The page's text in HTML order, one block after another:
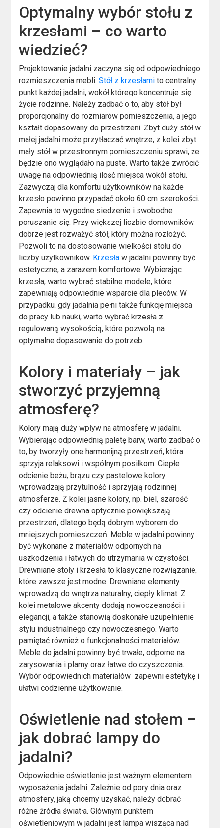
Optymalny wybór stołu z
krzesłami – co warto
wiedzieć?
Projektowanie jadalni zaczyna się od odpowiedniego
rozmieszczenia mebli.Stół z krzesłami to centralny
punkt każdej jadalni, wokół którego koncentruje się
życie rodzinne. Należy zadbać o to, aby stół był
proporcjonalny do rozmiarów pomieszczenia, a jego
kształt dopasowany do przestrzeni. Zbyt duży stół w
małej jadalni może przytłaczać wnętrze, z kolei zbyt
mały stół w przestronnym pomieszczeniu sprawi, że
będzie ono wyglądało na puste. Warto także zwrócić
uwagę na odpowiednią ilość miejsca wokół stołu.
Zazwyczaj dla komfortu użytkowników na każde
krzesło powinno przypadać około 60 cm szerokości.
Zapewnia to wygodne siedzenie i swobodne
poruszanie się. Przy większej liczbie domowników
dobrze jest rozważyć stół, który można rozłożyć.
Pozwoli to na dostosowanie wielkości stołu do
liczby użytkowników. Krzesła w jadalni powinny być
estetyczne, a zarazem komfortowe. Wybierając
krzesła, warto wybrać stabilne modele, które
zapewniają odpowiednie wsparcie dla pleców. W
przypadku, gdy jadalnia pełni także funkcję miejsca
do pracy lub nauki, warto wybrać krzesła z
regulowaną wysokością, które pozwolą na
optymalne dopasowanie do potrzeb.
Kolory i materiały – jak
stworzyć przyjemną
atmosferę?
Kolory mają duży wpływ na atmosferę w jadalni.
Wybierając odpowiednią paletę barw, warto zadbać o
to, by tworzyły one harmonijną przestrzeń, która
sprzyja relaksowi i wspólnym posiłkom. Ciepłe
odcienie beżu, brązu czy pastelowe kolory
wprowadzają przytulność i sprzyjają rodzinnej
atmosferze. Z kolei jasne kolory, np. biel, szarość
czy odcienie drewna optycznie powiększają
przestrzeń, dlatego będą dobrym wyborem do
mniejszych pomieszczeń. Meble w jadalni powinny
być wykonane z materiałów odpornych na
uszkodzenia i łatwych do utrzymania w czystości.
Drewniane stoły i krzesła to klasyczne rozwiązanie,
które zawsze jest modne. Drewniane elementy
wprowadzą do wnętrza naturalny, ciepły klimat. Z
kolei metalowe akcenty dodają nowoczesności i
elegancji, a także stanowią doskonałe uzupełnienie
stylu industrialnego czy nowoczesnego. Warto
pamiętać również o funkcjonalności materiałów.
Meble do jadalni powinny być trwałe, odporne na
zarysowania i plamy oraz łatwe do czyszczenia.
Wybór odpowiednich materiałów zapewni estetykę i
ułatwi codzienne użytkowanie.
Oświetlenie nad stołem –
jak dobrać lampy do
jadalni?
Odpowiednie oświetlenie jest ważnym elementem
wyposażenia jadalni. Zależnie od pory dnia oraz
atmosfery, jaką chcemy uzyskać, należy dobrać
różne źródła światła. Głównym punktem
oświetleniowym w jadalni jest lampa wisząca nad